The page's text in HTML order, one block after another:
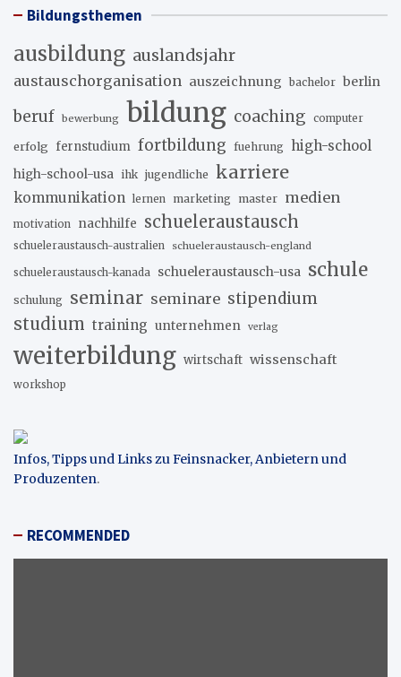
Bildungsthemen
ausbildung auslandsjahr
austauschorganisation auszeichnung bachelor berlin
beruf bewerbung bildung coaching computer
erfolg fernstudium fortbildung fuehrung high-school
high-school-usa ihk jugendliche karriere
kommunikation lernen marketing master medien
motivation nachhilfe schueleraustausch
schueleraustausch-australien schueleraustausch-england
schueleraustausch-kanada schueleraustausch-usa schule
schulung seminar seminare stipendium
studium training unternehmen verlag
weiterbildung wirtschaft wissenschaft
workshop
Infos, Tipps und Links zu Feinsnacker, Anbietern und
Produzenten.
RECOMMENDED